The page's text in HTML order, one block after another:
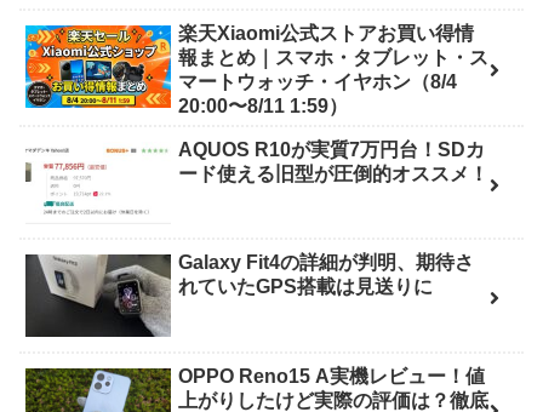
楽天Xiaomi公式ストアお買い得情
報まとめ｜スマホ・タブレット・ス
マートウォッチ・イヤホン（8/4
20:00〜8/11 1:59）
AQUOS R10が実質7万円台！SDカ
ード使える旧型が圧倒的オススメ！
Galaxy Fit4の詳細が判明、期待さ
れていたGPS搭載は見送りに
OPPO Reno15 A実機レビュー！値
上がりしたけど実際の評価は？徹底